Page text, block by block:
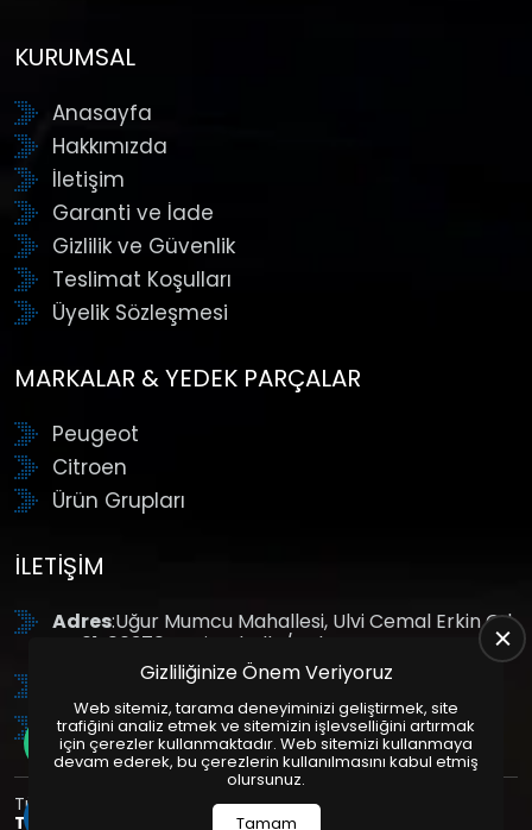
KURUMSAL
Anasayfa
Hakkımızda
İletişim
Garanti ve İade
Gizlilik ve Güvenlik
Teslimat Koşulları
Üyelik Sözleşmesi
MARKALAR & YEDEK PARÇALAR
Peugeot
Citroen
Ürün Grupları
İLETIŞIM
Adres:Uğur Mumcu Mahallesi, Ulvi Cemal Erkin Cd.
No:61, 06370 Yenimahalle/Ankara
: +90 (312) 354 8888
GSM: +90 (532) 343 4085
Tüm Hakları Saklıdır. | Bu site Us Yazılım
Tasarım
Paketleri ile Hazırlanmıştır. © 2025
Gizliliğinize Önem Veriyoruz
Web sitemiz, tarama deneyiminizi geliştirmek, site
trafiğini analiz etmek ve sitemizin işlevselliğini artırmak
için çerezler kullanmaktadır. Web sitemizi kullanmaya
devam ederek, bu çerezlerin kullanılmasını kabul etmiş
olursunuz.
Tamam